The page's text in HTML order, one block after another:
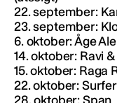
22. september:
23. september:
6. oktober: Åge
14. oktober: Ravi
15. oktober: Raga
22. oktober: